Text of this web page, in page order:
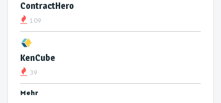
ContractHero
109
KenCube
39
Mehr